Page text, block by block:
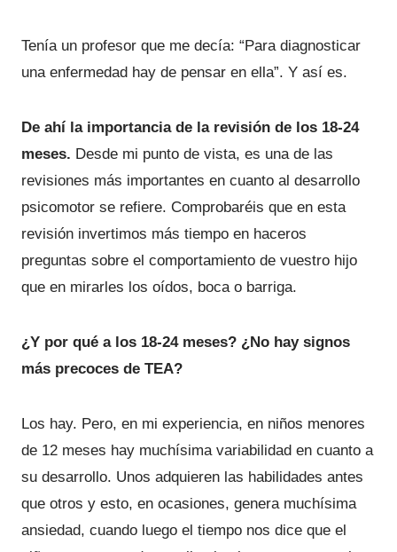
Tenía un profesor que me decía: “Para diagnosticar
una enfermedad hay de pensar en ella”. Y así es.
De ahí la importancia de la revisión de los 18-24
meses. Desde mi punto de vista, es una de las
revisiones más importantes en cuanto al desarrollo
psicomotor se refiere. Comprobaréis que en esta
revisión invertimos más tiempo en haceros
preguntas sobre el comportamiento de vuestro hijo
que en mirarles los oídos, boca o barriga.
¿Y por qué a los 18-24 meses? ¿No hay signos
más precoces de TEA?
Los hay. Pero, en mi experiencia, en niños menores
de 12 meses hay muchísima variabilidad en cuanto a
su desarrollo. Unos adquieren las habilidades antes
que otros y esto, en ocasiones, genera muchísima
ansiedad, cuando luego el tiempo nos dice que el